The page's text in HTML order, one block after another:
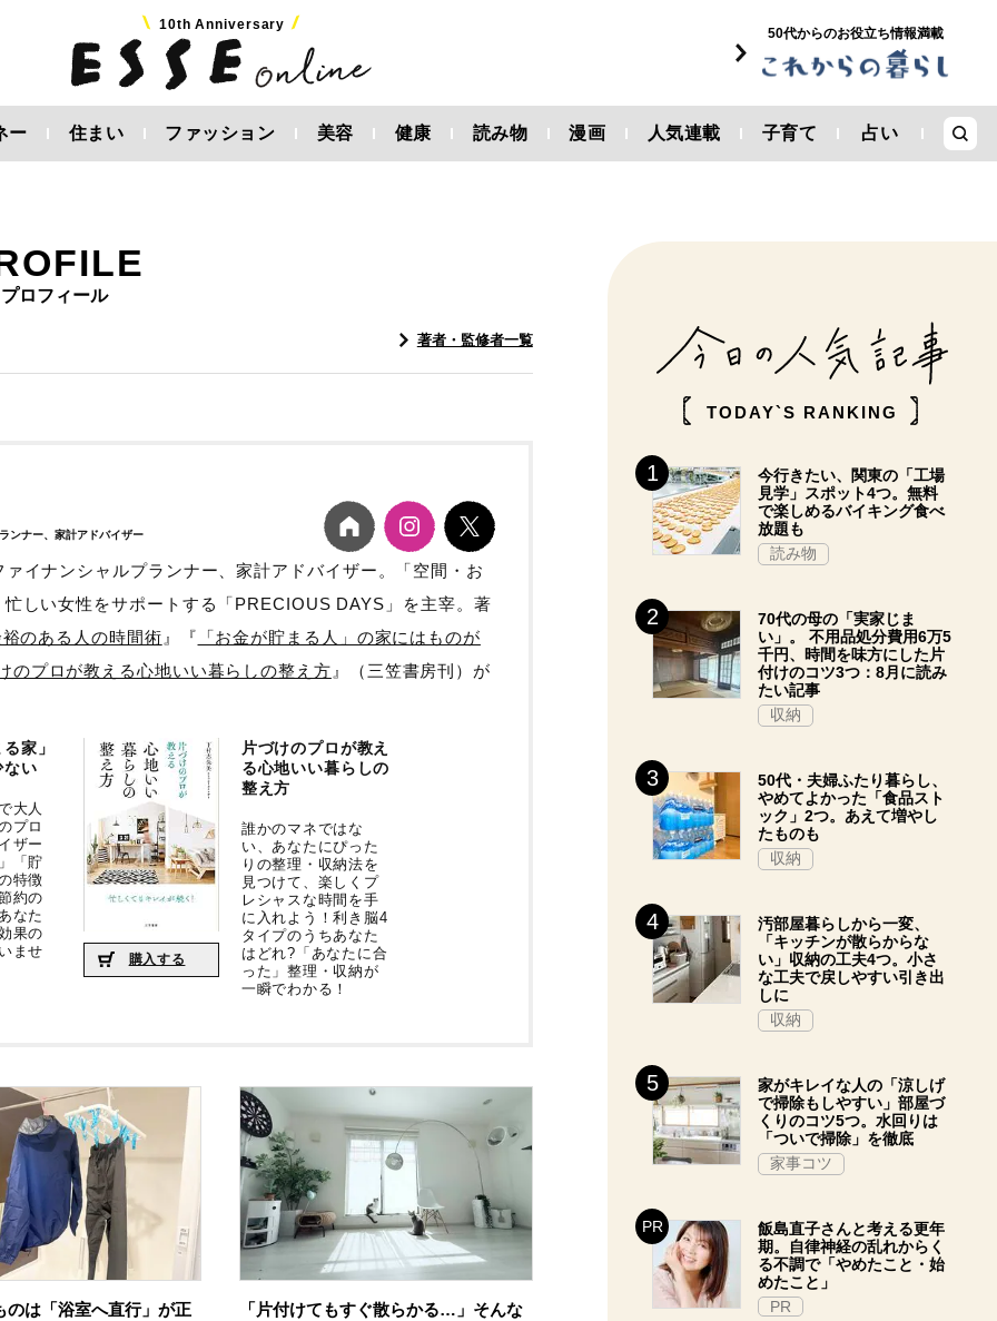
10th Anniversary
50代からのお役立ち情報満載
ー 住まい ファッション 美容 健康 読み物 漫画 人気連載 子育て 占い
プロフィール
著者・監修者一覧
ンナー、家計アドバイザー
イナンシャルプランナー、家計アドバイザー。「空間・お
しい女性をサポートする「PRECIOUS DAYS」を主宰。著
のある人の時間術 』『 「お金が貯まる人」の家にはものが
のプロが教える心地いい暮らしの整え方 』（三笠書房刊）が
家」
ない
大人
プロ
ザー
「貯
特徴
約の
なた
果の
ませ
購入する
片づけのプロが教え
る心地いい暮らしの
整え方
誰かのマネではな
い、あなたにぴった
りの整理・収納法を
見つけて、楽しくプ
レシャスな時間を手
に入れよう！利き脳4
タイプのうちあなた
はどれ?「あなたに合
った」整理・収納が
一瞬でわかる！
のは「浴室へ直行」が正
「片付けてもすぐ散らかる…」そんな
TODAY`S RANKING
今行きたい、関東の「工場
見学」スポット4つ。無料
で楽しめるバイキング食べ
放題も
読み物
70代の母の「実家じま
い」。 不用品処分費用6万5
千円、時間を味方にした片
付けのコツ3つ：8月に読み
たい記事
収納
50代・夫婦ふたり暮らし、
やめてよかった「食品スト
ック」2つ。あえて増やし
たものも
収納
汚部屋暮らしから一変、
「キッチンが散らからな
い」収納の工夫4つ。小さ
な工夫で戻しやすい引き出
しに
収納
家がキレイな人の「涼しげ
で掃除もしやすい」部屋づ
くりのコツ5つ。水回りは
「ついで掃除」を徹底
家事コツ
飯島直子さんと考える更年
期。自律神経の乱れからく
る不調で「やめたこと・始
めたこと」
PR